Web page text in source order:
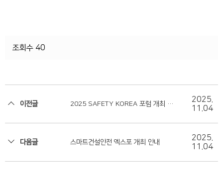
조회수 40
이전글
2025 SAFETY KOREA 포럼 개최 안
2025.
11.04
다음글 스마트건설안전 엑스포 개최 안내
2025.
11.04